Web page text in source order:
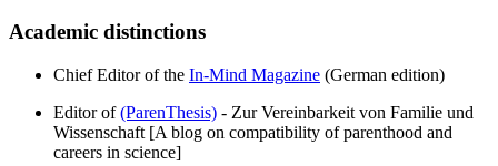
Academic distinctions
Chief Editor of the In-Mind Magazine (German edition)
Editor of(ParenThesis) - Zur Vereinbarkeit von Familie und
Wissenschaft [A blog on compatibility of parenthood and
careers in science]